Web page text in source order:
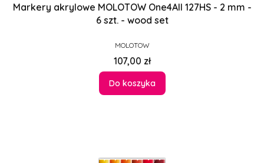
Markery akrylowe MOLOTOW One4All 127HS - 2 mm -
6 szt. - wood set
PRODUCENT
MOLOTOW
Cena
107,00 zł
Do koszyka